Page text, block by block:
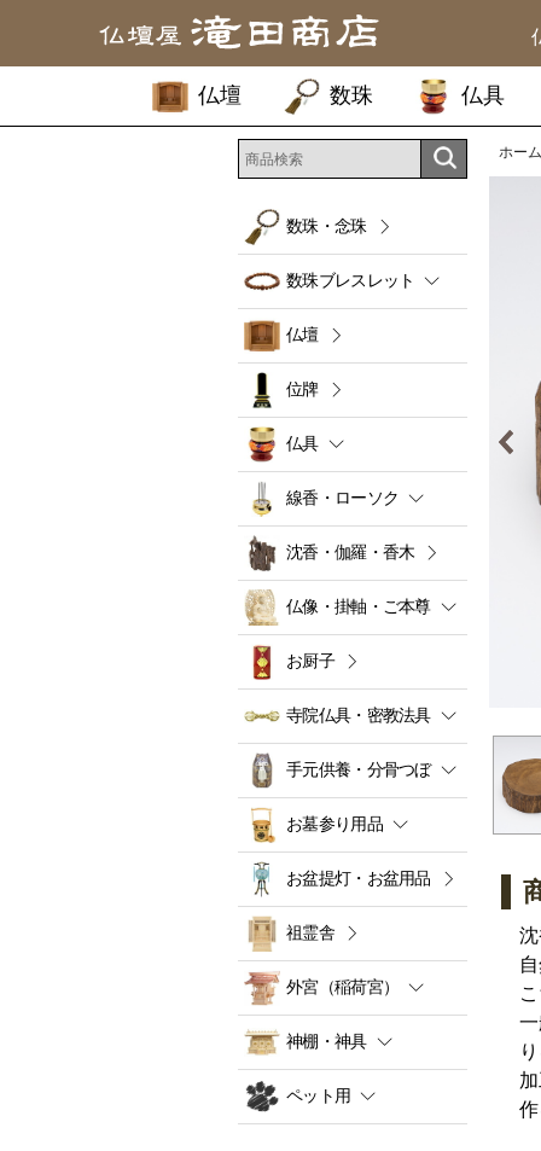
仏壇 数珠 仏具
ホーム
数珠・念珠
数珠ブレスレット
仏壇
位牌
仏具
線香・ローソク
沈香・伽羅・香木
仏像・掛軸・ご本尊
お厨子
寺院仏具・密教法具
手元供養・分骨つぼ
お墓参り用品
お盆提灯・お盆用品
祖霊舎
外宮（稲荷宮）
神棚・神具
ペット用